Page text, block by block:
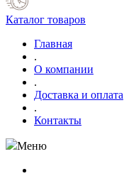
Каталог товаров
Главная
.
О компании
.
Доставка и оплата
.
Контакты
Меню